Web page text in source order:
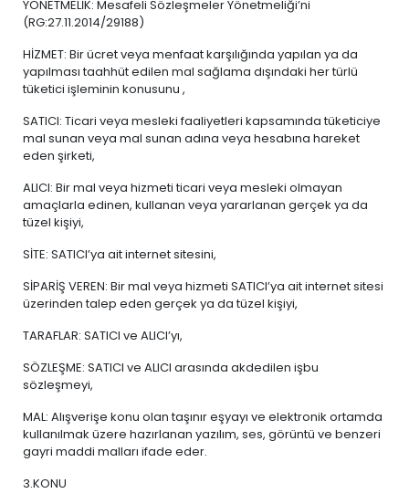
YÖNETMELİK: Mesafeli Sözleşmeler Yönetmeliği’ni
(RG:27.11.2014/29188)
HİZMET: Bir ücret veya menfaat karşılığında yapılan ya da
yapılması taahhüt edilen mal sağlama dışındaki her türlü
tüketici işleminin konusunu ,
SATICI: Ticari veya mesleki faaliyetleri kapsamında tüketiciye
mal sunan veya mal sunan adına veya hesabına hareket
eden şirketi,
ALICI: Bir mal veya hizmeti ticari veya mesleki olmayan
amaçlarla edinen, kullanan veya yararlanan gerçek ya da
tüzel kişiyi,
SİTE: SATICI’ya ait internet sitesini,
SİPARİŞ VEREN: Bir mal veya hizmeti SATICI’ya ait internet sitesi
üzerinden talep eden gerçek ya da tüzel kişiyi,
TARAFLAR: SATICI ve ALICI’yı,
SÖZLEŞME: SATICI ve ALICI arasında akdedilen işbu
sözleşmeyi,
MAL: Alışverişe konu olan taşınır eşyayı ve elektronik ortamda
kullanılmak üzere hazırlanan yazılım, ses, görüntü ve benzeri
gayri maddi malları ifade eder.
3.KONU